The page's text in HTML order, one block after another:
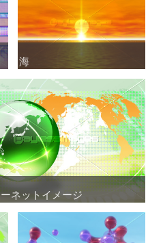
海
海
ネットイメージ
ネットイメージ